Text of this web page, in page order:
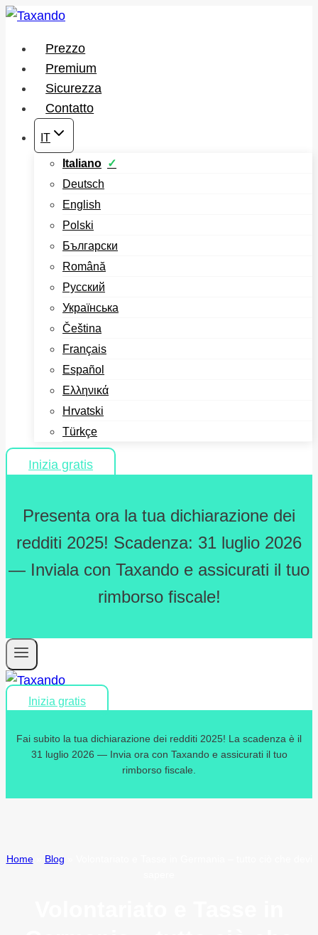
Salta
contenutoPrezzo
Premium
Sicurezza
Contatto
IT
Italiano
Deutsch
English
Polski
Български
Română
Русский
Українська
Čeština
Français
Español
Ελληνικά
Hrvatski
Türkçe
Inizia gratis
Presenta ora la tua dichiarazione dei
redditi 2025! Scadenza: 31 luglio 2026
— Inviala con Taxando e assicurati il tuo
rimborso fiscale!
Inizia gratis
Fai subito la tua dichiarazione dei redditi 2025! La scadenza è il
31 luglio 2026 — Invia ora con Taxando e assicurati il tuo
rimborso fiscale.
Home» Blog